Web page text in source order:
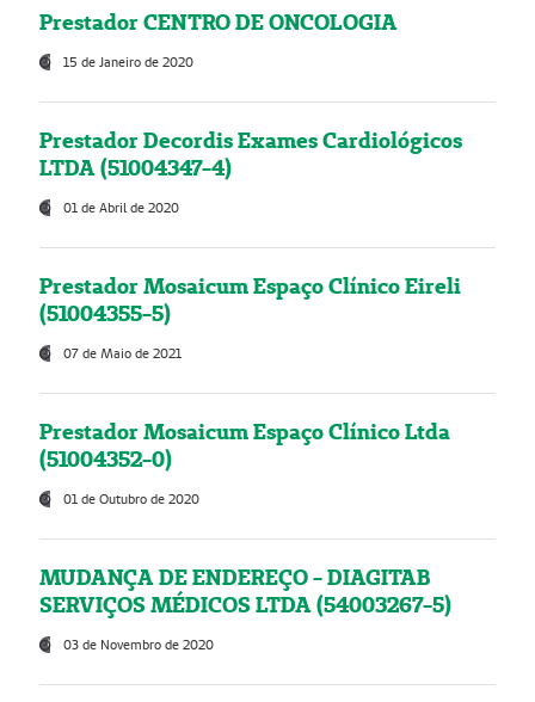
Prestador CENTRO DE ONCOLOGIA
15 de Janeiro de 2020
Prestador Decordis Exames Cardiológicos
LTDA (51004347-4)
01 de Abril de 2020
Prestador Mosaicum Espaço Clínico Eireli
(51004355-5)
07 de Maio de 2021
Prestador Mosaicum Espaço Clínico Ltda
(51004352-0)
01 de Outubro de 2020
MUDANÇA DE ENDEREÇO - DIAGITAB
SERVIÇOS MÉDICOS LTDA (54003267-5)
03 de Novembro de 2020